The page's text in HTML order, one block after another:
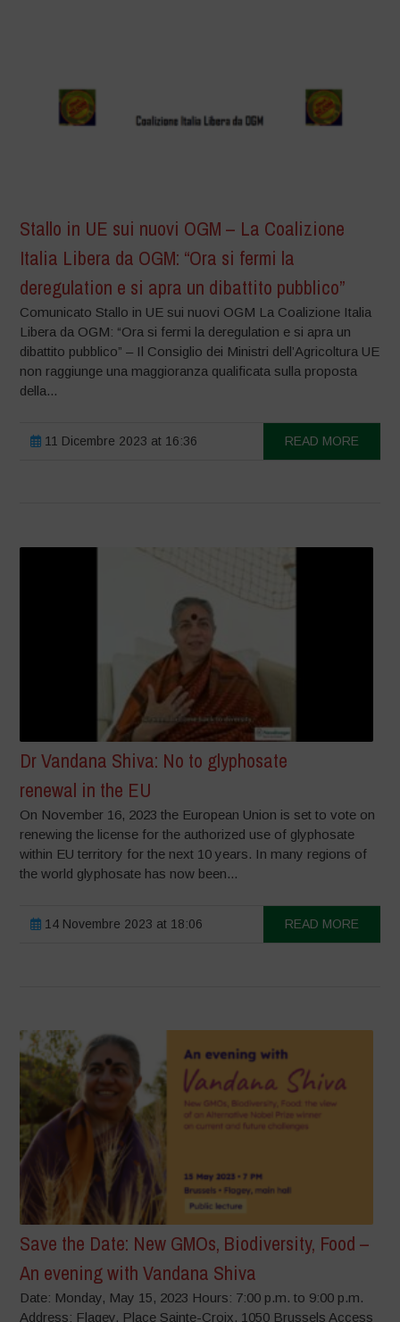
Stallo in UE sui nuovi OGM – La Coalizione
Italia Libera da OGM: “Ora si fermi la
deregulation e si apra un dibattito pubblico”
Comunicato Stallo in UE sui nuovi OGM La Coalizione Italia
Libera da OGM: “Ora si fermi la deregulation e si apra un
dibattito pubblico” – Il Consiglio dei Ministri dell’Agricoltura UE
non raggiunge una maggioranza qualificata sulla proposta
della...
11 Dicembre 2023 at 16:36 READ MORE
Dr Vandana Shiva: No to glyphosate
renewal in the EU
On November 16, 2023 the European Union is set to vote on
renewing the license for the authorized use of glyphosate
within EU territory for the next 10 years. In many regions of
the world glyphosate has now been...
14 Novembre 2023 at 18:06 READ MORE
Save the Date: New GMOs, Biodiversity, Food –
An evening with Vandana Shiva
Date: Monday, May 15, 2023 Hours: 7:00 p.m. to 9:00 p.m.
Address: Flagey, Place Sainte-Croix, 1050 Brussels Access